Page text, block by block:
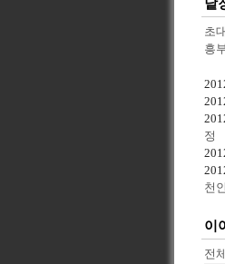
낱
초
흥
정
천
이
전체